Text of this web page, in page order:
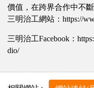
價值，在跨界合作中不
三明治工網站：https://
三明治工Facebook：
dio/